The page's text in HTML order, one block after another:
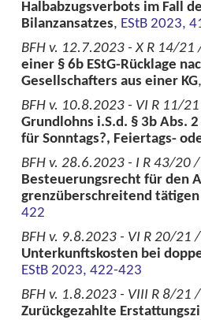
Halbabzugsverbots im Fall
Bilanzansatzes, EStB 2023,
BFH v. 12.7.2023 - X R 14/
einer § 6b EStG-Rücklage
Gesellschafters aus einer KG
BFH v. 10.8.2023 - VI R 11/
Grundlohns i.S.d. § 3b Abs.
für Sonntags?, Feiertags-
BFH v. 28.6.2023 - I R 43/20
Besteuerungsrecht für den
grenzüberschreitend
422
BFH v. 9.8.2023 - VI R 20/21
Unterkunftskosten bei
EStB 2023, 422-423
BFH v. 1.8.2023 - VIII R 8/21
Zurückgezahlte